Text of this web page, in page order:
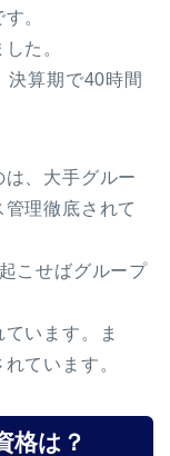
。
た。
決算期で40時間
、大手グルー
理徹底されて
こせばグループ
います。ま
ています。
格は？